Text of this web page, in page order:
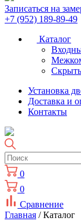
Записаться на
+7 (952) 189-89-49
Каталог
Установка
Доставка и
Контакты
0
0
Сравнение
Главная / Каталог